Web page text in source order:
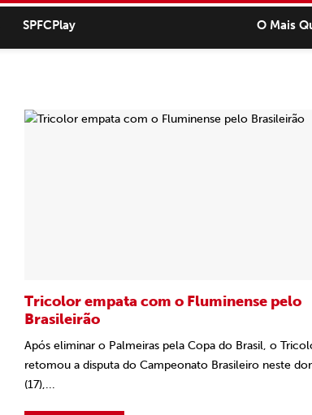
SPFCPlay O Mais
Tricolor empata com o Fluminense pelo
Brasileirão
Após eliminar o Palmeiras pela Copa do Brasil, o
retomou a disputa do Campeonato Brasileiro neste
(17),...